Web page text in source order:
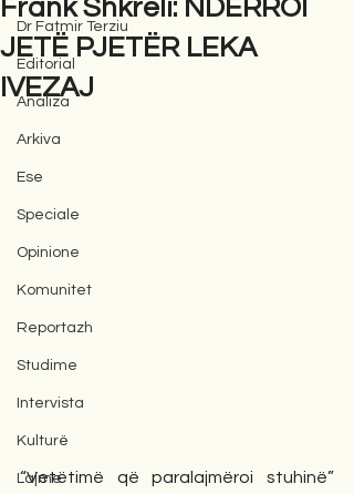
Dr Fatmir Terziu
Editorial
Analiza
Arkiva
Ese
Speciale
Opinione
Komunitet
Reportazh
Studime
Intervista
Kulturë
Lajme
Frank Shkreli: NDËRROI
JETË PJETËR LEKA
IVEZAJ
“Vetëtimë që paralajmëroi stuhinë”